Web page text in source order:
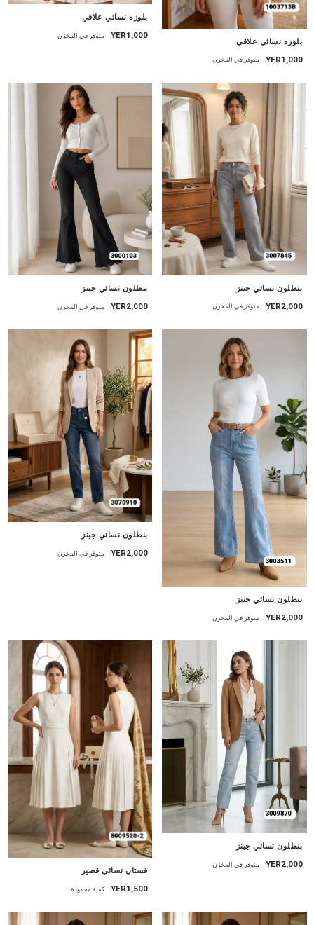
بلوزه نسائي علاقي
YER1,000 متوفر في المخزن
جديد
بلوزه نسائي علاقي
YER1,000 متوفر في المخزن
بنطلون نسائي جينز
YER2,000 متوفر في المخزن
بنطلون نسائي جينز
YER2,000 متوفر في المخزن
بنطلون نسائي جينز
YER2,000 متوفر في المخزن
جديد
بنطلون نسائي جينز
YER2,000 متوفر في المخزن
جديد
بنطلون نسائي جينز
YER2,000 متوفر في المخزن
فستان نسائي قصير
YER1,500 كمية محدودة